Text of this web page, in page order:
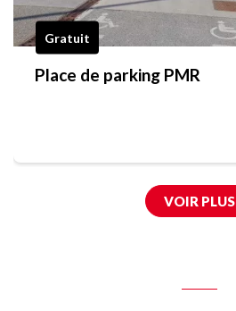
Gratuit
Place de parking PMR
VOIR PLUS